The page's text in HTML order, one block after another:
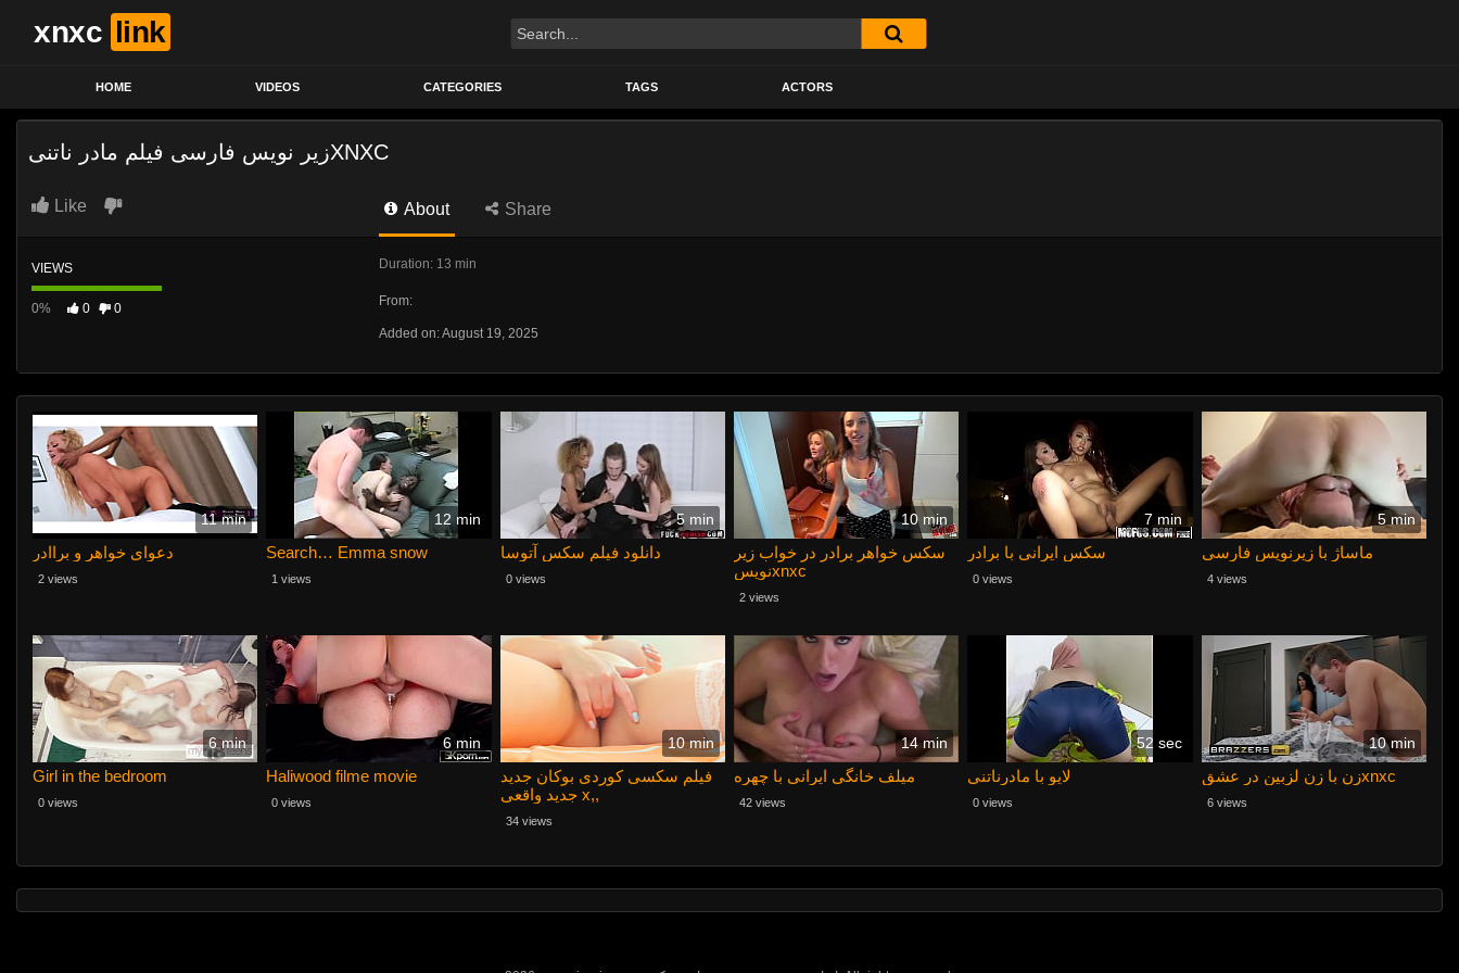
xnxc link Search
HOME VIDEOS CATEGORIES TAGS ACTORS
زیر نویس فارسی فیلم مادر ناتنیXNXC
Like About Share
VIEWS
0% 0 0
Duration: 13 min
From:
Added on: August 19, 2025
11 min
دعوای خواهر و براادر
2 views
12 min
Search… Emma snow
1 views
5 min
دانلود فیلم سکس آتوسا
0 views
10 min
سکس خواهر برادر در خواب زیر
نویسxnxc
2 views
7 min
سکس ایرانی با برادر
0 views
5 min
ماساژ با زیرنویس فارسی
4 views
6 min
Girl in the bedroom
0 views
6 min
Haliwood filme movie
0 views
10 min
فيلم سکسی کوردی بوکان جدید
جدید واقعی x,,
34 views
14 min
میلف خانگی ایرانی با چهره
42 views
52 sec
لایو با مادرناتنی
0 views
10 min
زن با زن لزبین در عشقxnxc
6 views